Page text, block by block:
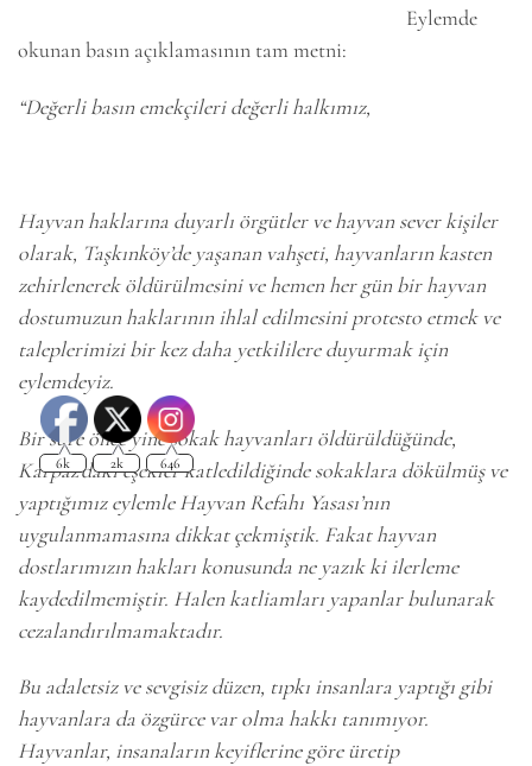
Eylemde
okunan basın açıklamasının tam metni:
“Değerli basın emekçileri değerli halkımız,
Hayvan haklarına duyarlı örgütler ve hayvan sever kişiler
olarak, Taşkınköy’de yaşanan vahşeti, hayvanların kasten
zehirlenerek öldürülmesini ve hemen her gün bir hayvan
dostumuzun haklarının ihlal edilmesini protesto etmek ve
taleplerimizi bir kez daha yetkililere duyurmak için
eylemdeyiz.
Bir süre önce yine sokak hayvanları öldürüldüğünde,
Karpaz’daki eşekler katledildiğinde sokaklara dökülmüş ve
yaptığımız eylemle Hayvan Refahı Yasası’nın
uygulanmamasına dikkat çekmiştik. Fakat hayvan
dostlarımızın hakları konusunda ne yazık ki ilerleme
kaydedilmemiştir. Halen katliamları yapanlar bulunarak
cezalandırılmamaktadır.
Bu adaletsiz ve sevgisiz düzen, tıpkı insanlara yaptığı gibi
hayvanlara da özgürce var olma hakkı tanımıyor.
Hayvanlar, insanaların keyiflerine göre üretip